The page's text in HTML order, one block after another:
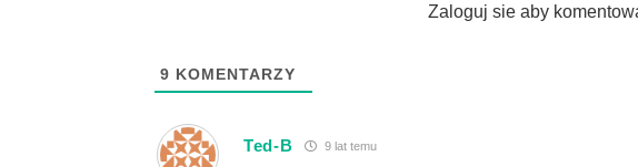
Zaloguj sie aby
9 KOMENTARZY
Ted-B 9 lat temu